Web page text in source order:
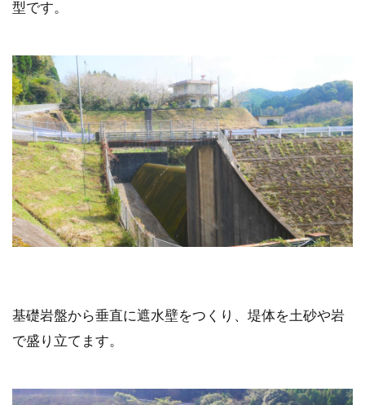
型です。
基礎岩盤から垂直に遮水壁をつくり、堤体を土砂や岩
で盛り立てます。